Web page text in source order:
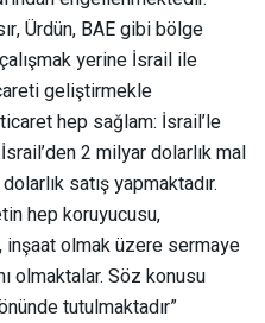
Ürdün, BAE gibi bölge
yerine İsrail ile
geliştirmekle
hep sağlam: İsrail’le
2 milyar dolarlık mal
satış yapmaktadır.
hep koruyucusu,
inşaat olmak üzere sermaye
olmaktalar. Söz konusu
tutulmaktadır”